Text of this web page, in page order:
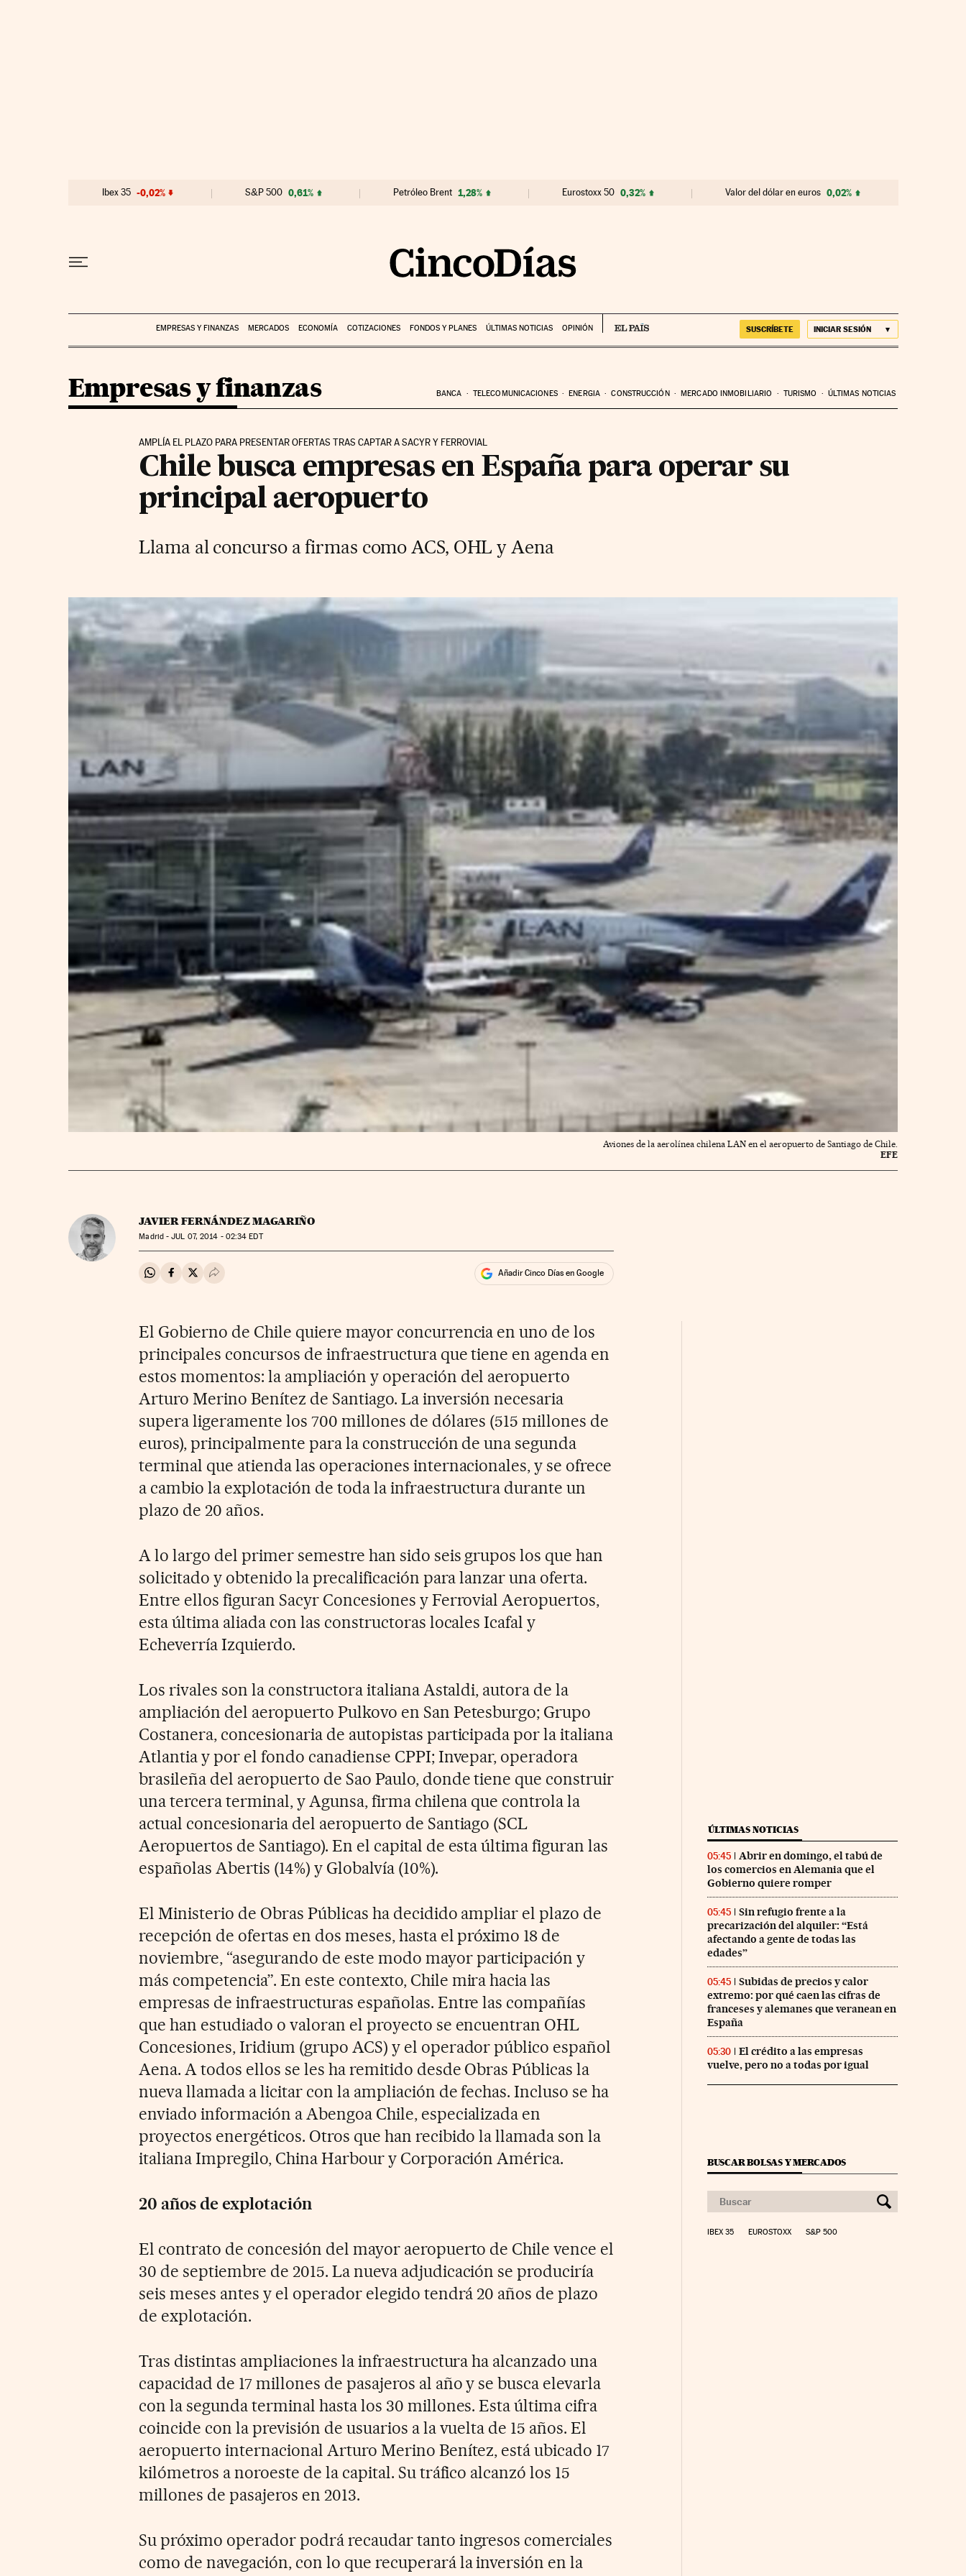
Ibex 35 -0,02% S&P 500 0,61% Petróleo Brent 1,28% Eurostoxx 50 0,32% Valor del dólar en euros 0,02%
EMPRESAS Y FINANZAS MERCADOS ECONOMÍA COTIZACIONES FONDOS Y PLANES ÚLTIMAS NOTICIAS OPINIÓN SUSCRÍBETE INICIAR SESIÓN
Empresas y finanzas BANCA TELECOMUNICACIONES ENERGIA CONSTRUCCIÓN MERCADO INMOBILIARIO TURISMO ÚLTIMAS NOTICIAS
AMPLÍA EL PLAZO PARA PRESENTAR OFERTAS TRAS CAPTAR A SACYR Y FERROVIAL
Chile busca empresas en España para operar su
principal aeropuerto
Llama al concurso a firmas como ACS, OHL y Aena
Aviones de la aerolínea chilena LAN en el aeropuerto de Santiago de Chile.
EFE
JAVIER FERNÁNDEZ MAGARIÑO
Madrid -JUL 07, 2014 - 02:34 EDT
Compartir en Whatsapp
Compartir en Facebook
Compartir en Twitter
Desplegar Redes Sociales Añadir Cinco Días en Google
El Gobierno de Chile quiere mayor concurrencia en uno de los
principales concursos de infraestructura que tiene en agenda en
estos momentos: la ampliación y operación del aeropuerto
Arturo Merino Benítez de Santiago. La inversión necesaria
supera ligeramente los 700 millones de dólares (515 millones de
euros), principalmente para la construcción de una segunda
terminal que atienda las operaciones internacionales, y se ofrece
a cambio la explotación de toda la infraestructura durante un
plazo de 20 años.
A lo largo del primer semestre han sido seis grupos los que han
solicitado y obtenido la precalificación para lanzar una oferta.
Entre ellos figuran Sacyr Concesiones y Ferrovial Aeropuertos,
esta última aliada con las constructoras locales Icafal y
Echeverría Izquierdo.
Los rivales son la constructora italiana Astaldi, autora de la
ampliación del aeropuerto Pulkovo en San Petesburgo; Grupo
Costanera, concesionaria de autopistas participada por la italiana
Atlantia y por el fondo canadiense CPPI; Invepar, operadora
brasileña del aeropuerto de Sao Paulo, donde tiene que construir
una tercera terminal, y Agunsa, firma chilena que controla la
actual concesionaria del aeropuerto de Santiago (SCL
Aeropuertos de Santiago). En el capital de esta última figuran las
españolas Abertis (14%) y Globalvía (10%).
El Ministerio de Obras Públicas ha decidido ampliar el plazo de
recepción de ofertas en dos meses, hasta el próximo 18 de
noviembre, “asegurando de este modo mayor participación y
más competencia”. En este contexto, Chile mira hacia las
empresas de infraestructuras españolas. Entre las compañías
que han estudiado o valoran el proyecto se encuentran OHL
Concesiones, Iridium (grupo ACS) y el operador público español
Aena. A todos ellos se les ha remitido desde Obras Públicas la
nueva llamada a licitar con la ampliación de fechas. Incluso se ha
enviado información a Abengoa Chile, especializada en
proyectos energéticos. Otros que han recibido la llamada son la
italiana Impregilo, China Harbour y Corporación América.
20 años de explotación
El contrato de concesión del mayor aeropuerto de Chile vence el
30 de septiembre de 2015. La nueva adjudicación se produciría
seis meses antes y el operador elegido tendrá 20 años de plazo
de explotación.
Tras distintas ampliaciones la infraestructura ha alcanzado una
capacidad de 17 millones de pasajeros al año y se busca elevarla
con la segunda terminal hasta los 30 millones. Esta última cifra
coincide con la previsión de usuarios a la vuelta de 15 años. El
aeropuerto internacional Arturo Merino Benítez, está ubicado 17
kilómetros a noroeste de la capital. Su tráfico alcanzó los 15
millones de pasajeros en 2013.
Su próximo operador podrá recaudar tanto ingresos comerciales
como de navegación, con lo que recuperará la inversión en la
ÚLTIMAS NOTICIAS
05:45
Abrir en domingo, el tabú de
los comercios en Alemania que el
Gobierno quiere romper
05:45
Sin refugio frente a la
precarización del alquiler: “Está
afectando a gente de todas las
edades”
05:45
Subidas de precios y calor
extremo: por qué caen las cifras de
franceses y alemanes que veranean en
España
05:30
El crédito a las empresas
vuelve, pero no a todas por igual
BUSCAR BOLSAS Y MERCADOS
IBEX 35 EUROSTOXX S&P 500